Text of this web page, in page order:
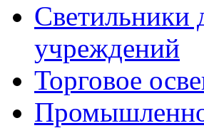
Светильники
учреждений
Торговое